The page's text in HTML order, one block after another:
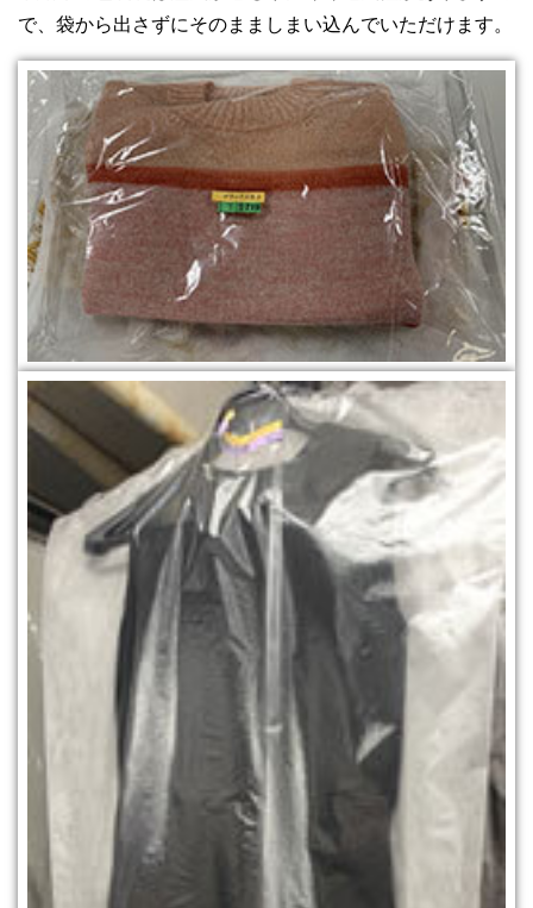
で、袋から出さずにそのまましまい込んでいただけます。